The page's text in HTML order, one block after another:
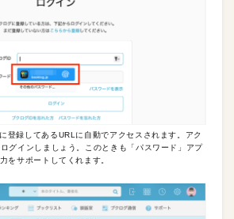
登録してあるURLに自動でアクセスされます。アク
グインしましょう。このときも「パスワード」アプ
をサポートしてくれます。